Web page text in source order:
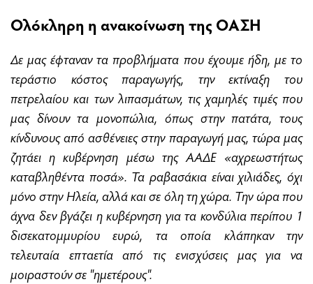
Ολόκληρη η ανακοίνωση της ΟΑΣΗ
Δε μας έφταναν τα προβλήματα που έχουμε ήδη, με το
τεράστιο κόστος παραγωγής, την εκτίναξη του
πετρελαίου και των λιπασμάτων, τις χαμηλές τιμές που
μας δίνουν τα μονοπώλια, όπως στην πατάτα, τους
κίνδυνους από ασθένειες στην παραγωγή μας, τώρα μας
ζητάει η κυβέρνηση μέσω της ΑΑΔΕ «αχρεωστήτως
καταβληθέντα ποσά». Τα ραβασάκια είναι χιλιάδες, όχι
μόνο στην Ηλεία, αλλά και σε όλη τη χώρα. Την ώρα που
άχνα δεν βγάζει η κυβέρνηση για τα κονδύλια περίπου 1
δισεκατομμυρίου ευρώ, τα οποία κλάπηκαν την
τελευταία επταετία από τις ενισχύσεις μας για να
μοιραστούν σε "ημετέρους".